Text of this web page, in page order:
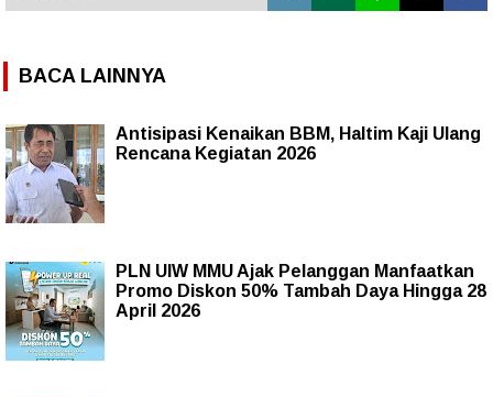
BACA LAINNYA
Antisipasi Kenaikan BBM, Haltim Kaji Ulang
Rencana Kegiatan 2026
PLN UIW MMU Ajak Pelanggan Manfaatkan
Promo Diskon 50% Tambah Daya Hingga 28
April 2026